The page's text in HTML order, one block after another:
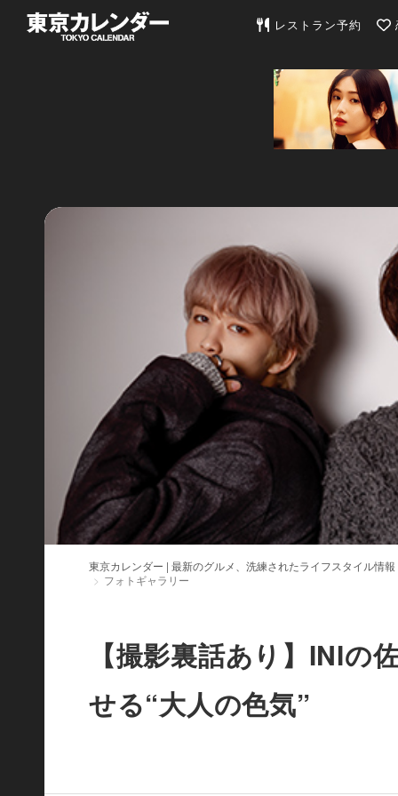
東京カレンダー | 最新
レストラン予約
東京カレンダー | 最新のグルメ、洗練されたライフスタイル情報
フォトギャラリー
【撮影裏話あり】INIの
せる“大人の色気”